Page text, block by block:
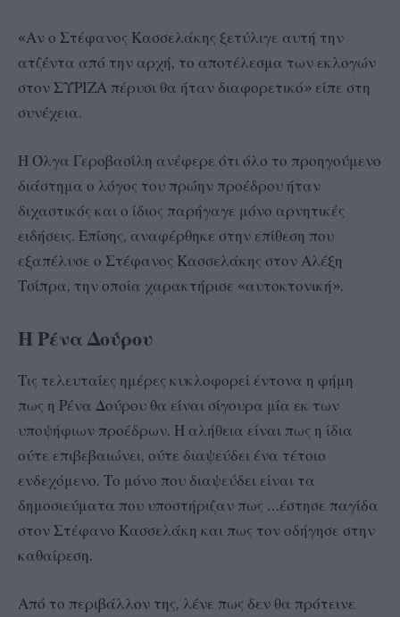
«Αν ο Στέφανος Κασσελάκης ξετύλιγε αυτή την
ατζέντα από την αρχή, το αποτέλεσμα των εκλογών
στον ΣΥΡΙΖΑ πέρυσι θα ήταν διαφορετικό» είπε στη
συνέχεια.
Η Όλγα Γεροβασίλη ανέφερε ότι όλο το προηγούμενο
διάστημα ο λόγος του πρώην προέδρου ήταν
διχαστικός και ο ίδιος παρήγαγε μόνο αρνητικές
ειδήσεις. Επίσης, αναφέρθηκε στην επίθεση που
εξαπέλυσε ο Στέφανος Κασσελάκης στον Αλέξη
Τσίπρα, την οποία χαρακτήρισε «αυτοκτονική».
Η Ρένα Δούρου
Τις τελευταίες ημέρες κυκλοφορεί έντονα η φήμη
πως η Ρένα Δούρου θα είναι σίγουρα μία εκ των
υποψήφιων προέδρων. Η αλήθεια είναι πως η ίδια
ούτε επιβεβαιώνει, ούτε διαψεύδει ένα τέτοιο
ενδεχόμενο. Το μόνο που διαψεύδει είναι τα
δημοσιεύματα που υποστήριζαν πως …έστησε παγίδα
στον Στέφανο Κασσελάκη και πως τον οδήγησε στην
καθαίρεση.
Από το περιβάλλον της, λένε πως δεν θα πρότεινε